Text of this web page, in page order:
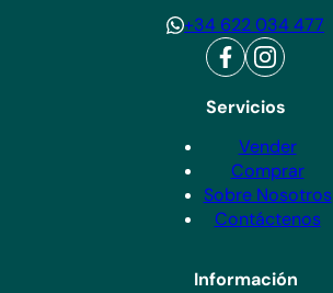
Servicios
Vender
Comprar
Sobre Nosotros
Contáctenos
Información
+34 622 034 477